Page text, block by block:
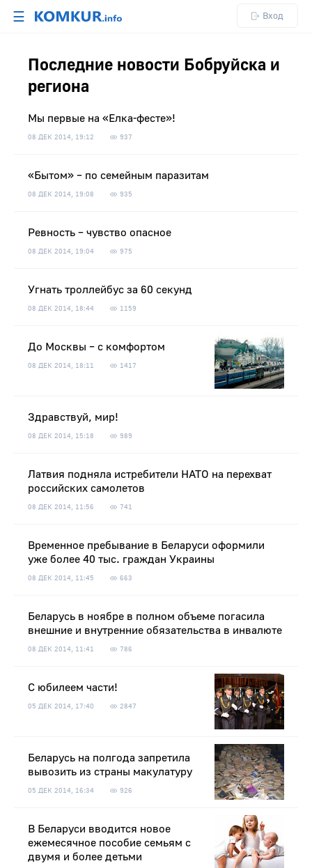
☰ Вход
Последние новости Бобруйска и
региона
Мы первые на «Елка-фесте»!
08 ДЕК 2014, 19:12 937
«Бытом» – по семейным паразитам
08 ДЕК 2014, 19:08 935
Ревность – чувство опасное
08 ДЕК 2014, 19:04 975
Угнать троллейбус за 60 секунд
08 ДЕК 2014, 18:44 1159
До Москвы – с комфортом
08 ДЕК 2014, 18:11 1417
Здравствуй, мир!
08 ДЕК 2014, 15:18 989
Латвия подняла истребители НАТО на перехват
российских самолетов
08 ДЕК 2014, 11:56 741
Временное пребывание в Беларуси оформили
уже более 40 тыс. граждан Украины
08 ДЕК 2014, 11:45 663
Беларусь в ноябре в полном объеме погасила
внешние и внутренние обязательства в инвалюте
08 ДЕК 2014, 11:41 786
С юбилеем части!
05 ДЕК 2014, 17:40 2847
Беларусь на полгода запретила
вывозить из страны макулатуру
05 ДЕК 2014, 16:34 926
В Беларуси вводится новое
ежемесячное пособие семьям с
двумя и более детьми